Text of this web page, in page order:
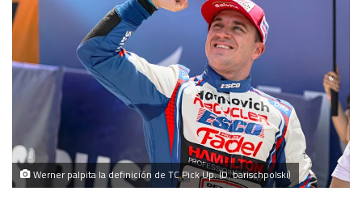
Werner palpita la definición de TC Pick Up. (D. barischpolski)